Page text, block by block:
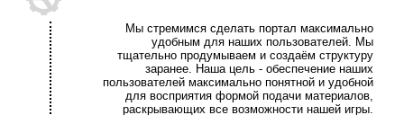
Мы стремимся сделать портал максимально
удобным для наших пользователей. Мы
тщательно продумываем и создаём структуру
заранее. Наша цель - обеспечение наших
пользователей максимально понятной и удобной
для восприятия формой подачи материалов,
раскрывающих все возможности нашей игры.